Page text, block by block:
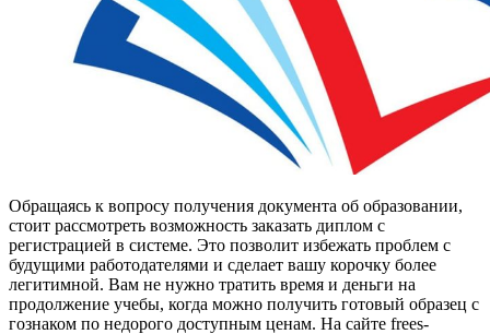
Обращаясь к вопросу получения документа об образовании,
стоит рассмотреть возможность заказать диплом с
регистрацией в системе. Это позволит избежать проблем с
будущими работодателями и сделает вашу корочку более
легитимной. Вам не нужно тратить время и деньги на
продолжение учебы, когда можно получить готовый образец с
гознаком по недорого доступным ценам. На сайте frees-